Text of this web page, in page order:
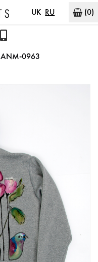
UK RU (0)
ANM-0963